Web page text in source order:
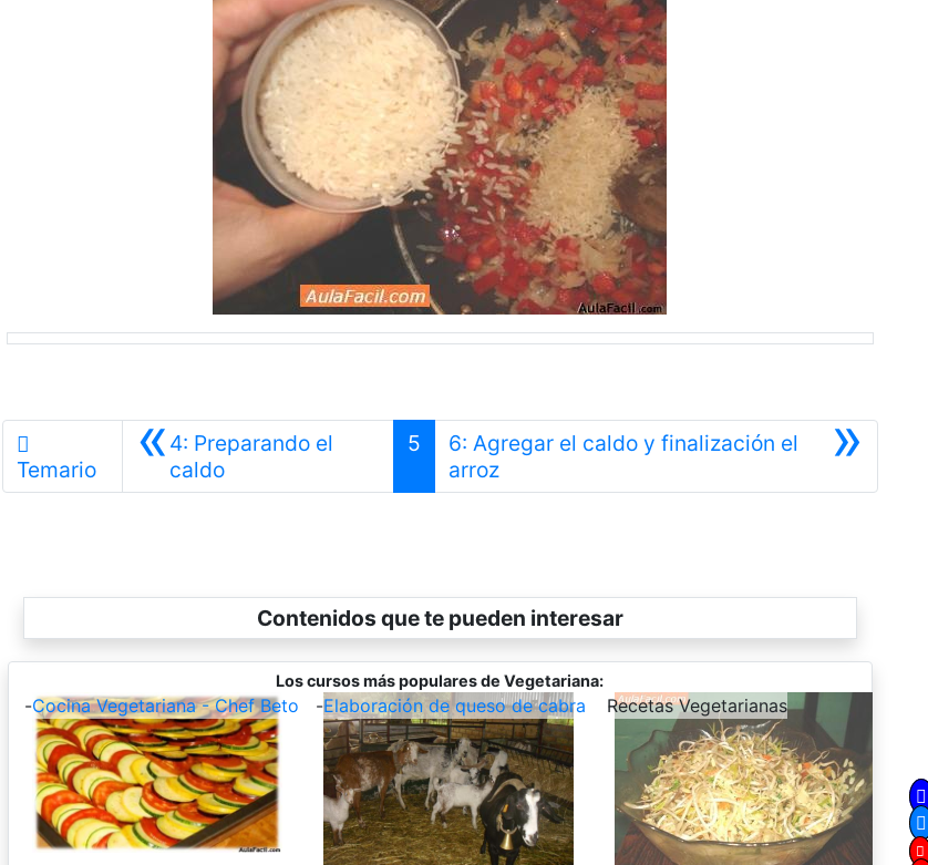
Temario «4: Preparando el
caldoAnterior
5 »
6: Agregar el caldo y finalización el
arrozSiguiente
Contenidos que te pueden interesar
Los cursos más populares de Vegetariana:
-Cocina Vegetariana - Chef Beto -Elaboración de queso de cabra -
Recetas Vegetarianas